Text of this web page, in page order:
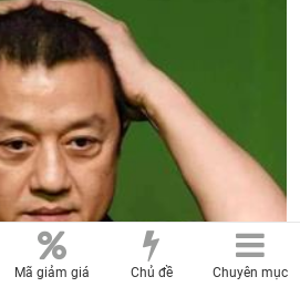
Mã giảm giá Chủ đề Chuyên mục